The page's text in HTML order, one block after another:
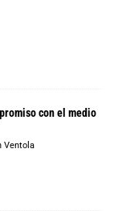
con el medio
Ventola